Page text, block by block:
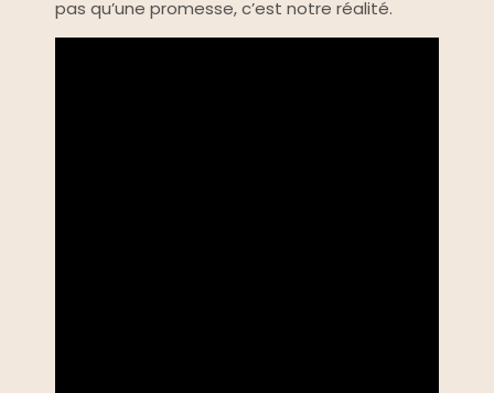
pas qu’une promesse, c’est notre réalité.